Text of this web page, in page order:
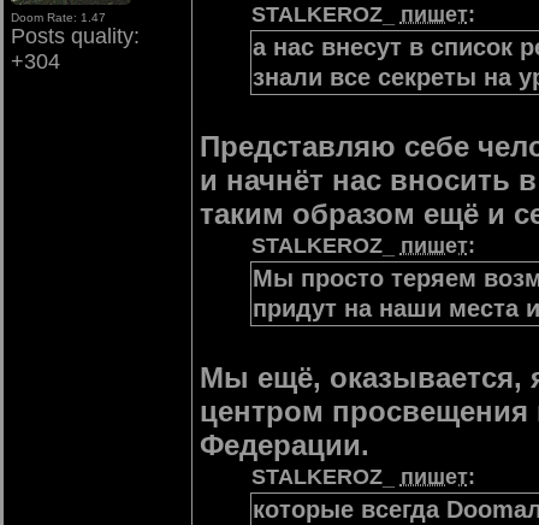
Doom Rate: 1.47
Posts quality:
+304
STALKEROZ_ пишет:
а нас внесут в список
знали все секреты на
Представляю себе
и начнёт нас вносить
таким образом ещё и
STALKEROZ_ пишет:
Мы просто теряем
придут на наши места
Мы ещё, оказывается,
центром просвещения
Федерации.
STALKEROZ_ пишет:
которые всегда